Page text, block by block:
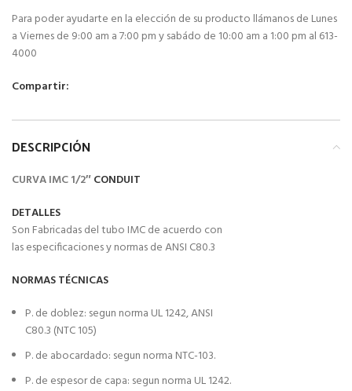
Para poder ayudarte en la elección de su producto llámanos de Lunes
a Viernes de 9:00 am a 7:00 pm y sabádo de 10:00 am a 1:00 pm al 613-
4000
Compartir:
DESCRIPCIÓN
CURVA IMC 1/2″CONDUIT
DETALLES
Son Fabricadas del tubo IMC de acuerdo con
las especificaciones y normas de ANSI C80.3
NORMAS TÉCNICAS
P. de doblez: segun norma UL 1242, ANSI
C80.3 (NTC 105)
P. de abocardado: segun norma NTC-103.
P. de espesor de capa: segun norma UL 1242.